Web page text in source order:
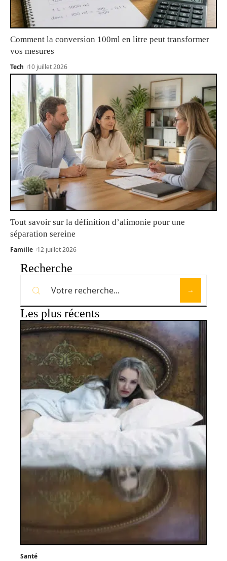
Comment la conversion 100ml en litre peut transformer
vos mesures
Tech 10 juillet 2026
Tout savoir sur la définition d’alimonie pour une
séparation sereine
Famille 12 juillet 2026
Recherche
Les plus récents
Santé